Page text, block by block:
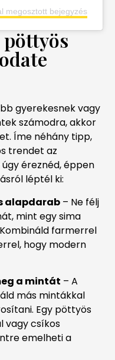
megosztott bejegyzés
gyerekesnek vagy
számodra, akkor
Íme néhány tipp,
trendet az
éreznéd, éppen
léptél ki:
alapdarab – Ne félj
mint egy sima
farmerrel
hogy modern
a mintát – A
más mintákkal
Egy pöttyös
vagy csíkos
emelheti a